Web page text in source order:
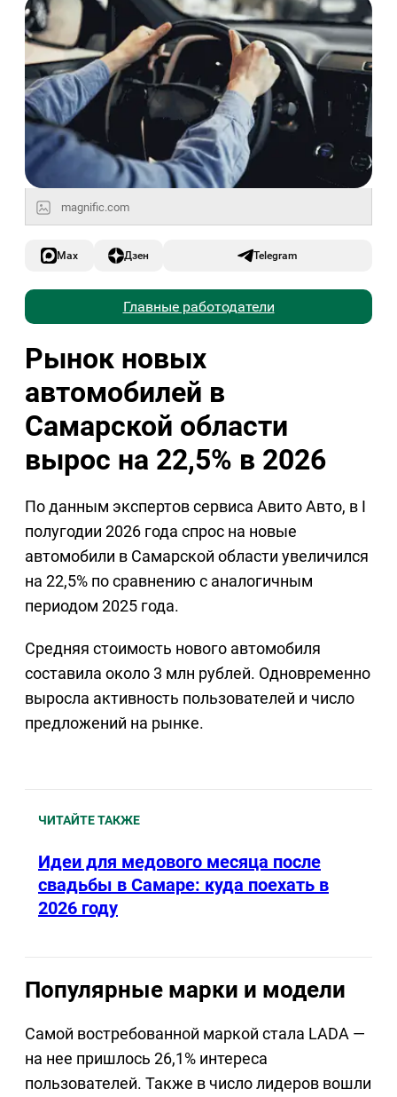
magnific.com
Max Дзен Telegram
Главные работодатели
Рынок новых
автомобилей в
Самарской области
вырос на 22,5% в 2026
По данным экспертов сервиса Авито Авто, в I
полугодии 2026 года спрос на новые
автомобили в Самарской области увеличился
на 22,5% по сравнению с аналогичным
периодом 2025 года.
Средняя стоимость нового автомобиля
составила около 3 млн рублей. Одновременно
выросла активность пользователей и число
предложений на рынке.
ЧИТАЙТЕ ТАКЖЕ
Идеи для медового месяца после
свадьбы в Самаре: куда поехать в
2026 году
Популярные марки и модели
Самой востребованной маркой стала LADA —
на нее пришлось 26,1% интереса
пользователей. Также в число лидеров вошли